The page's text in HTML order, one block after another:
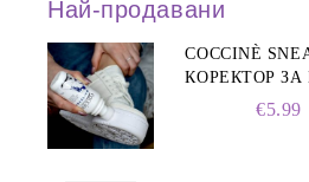
Най-продавани
COCCINÈ
КОРЕКТОР ЗА
€5.99